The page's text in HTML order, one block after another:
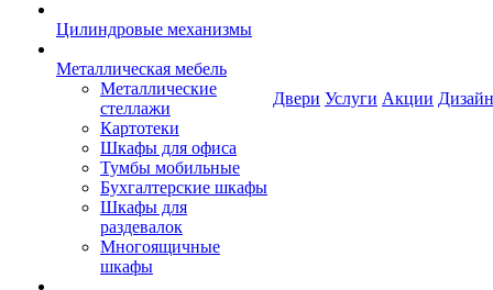
Цилиндровые механизмы
Металлическая мебель
Металлические
стеллажи
Картотеки
Шкафы для офиса
Тумбы мобильные
Бухгалтерские шкафы
Шкафы для
раздевалок
Многоящичные
шкафы
Двери Услуги Акции